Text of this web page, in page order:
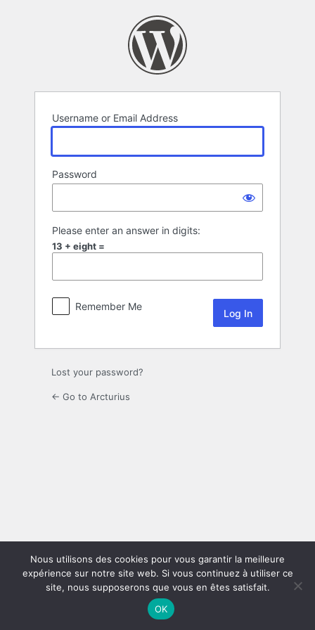
Username or Email Address
Password
Please enter an answer in digits:
13 + eight =
Remember Me
Lost your password?
← Go to Arcturius
Nous utilisons des cookies pour vous garantir la meilleure
expérience sur notre site web. Si vous continuez à utiliser ce
site, nous supposerons que vous en êtes satisfait.
OK